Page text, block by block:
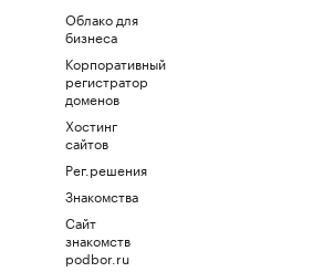
Облако для
бизнеса
Корпоративный
регистратор
доменов
Хостинг
сайтов
Рег.решения
Знакомства
Сайт
знакомств
podbor.ru